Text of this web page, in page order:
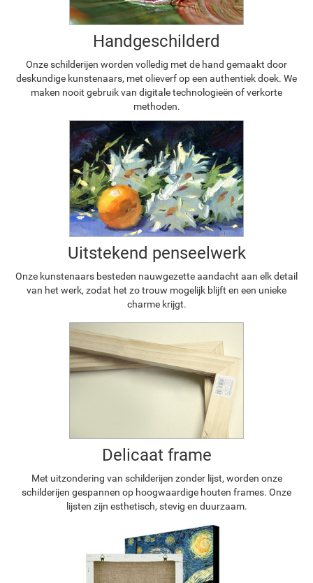
Handgeschilderd
Onze schilderijen worden volledig met de hand gemaakt door
deskundige kunstenaars, met olieverf op een authentiek doek. We
maken nooit gebruik van digitale technologieën of verkorte
methoden.
Uitstekend penseelwerk
Onze kunstenaars besteden nauwgezette aandacht aan elk detail
van het werk, zodat het zo trouw mogelijk blijft en een unieke
charme krijgt.
Delicaat frame
Met uitzondering van schilderijen zonder lijst, worden onze
schilderijen gespannen op hoogwaardige houten frames. Onze
lijsten zijn esthetisch, stevig en duurzaam.